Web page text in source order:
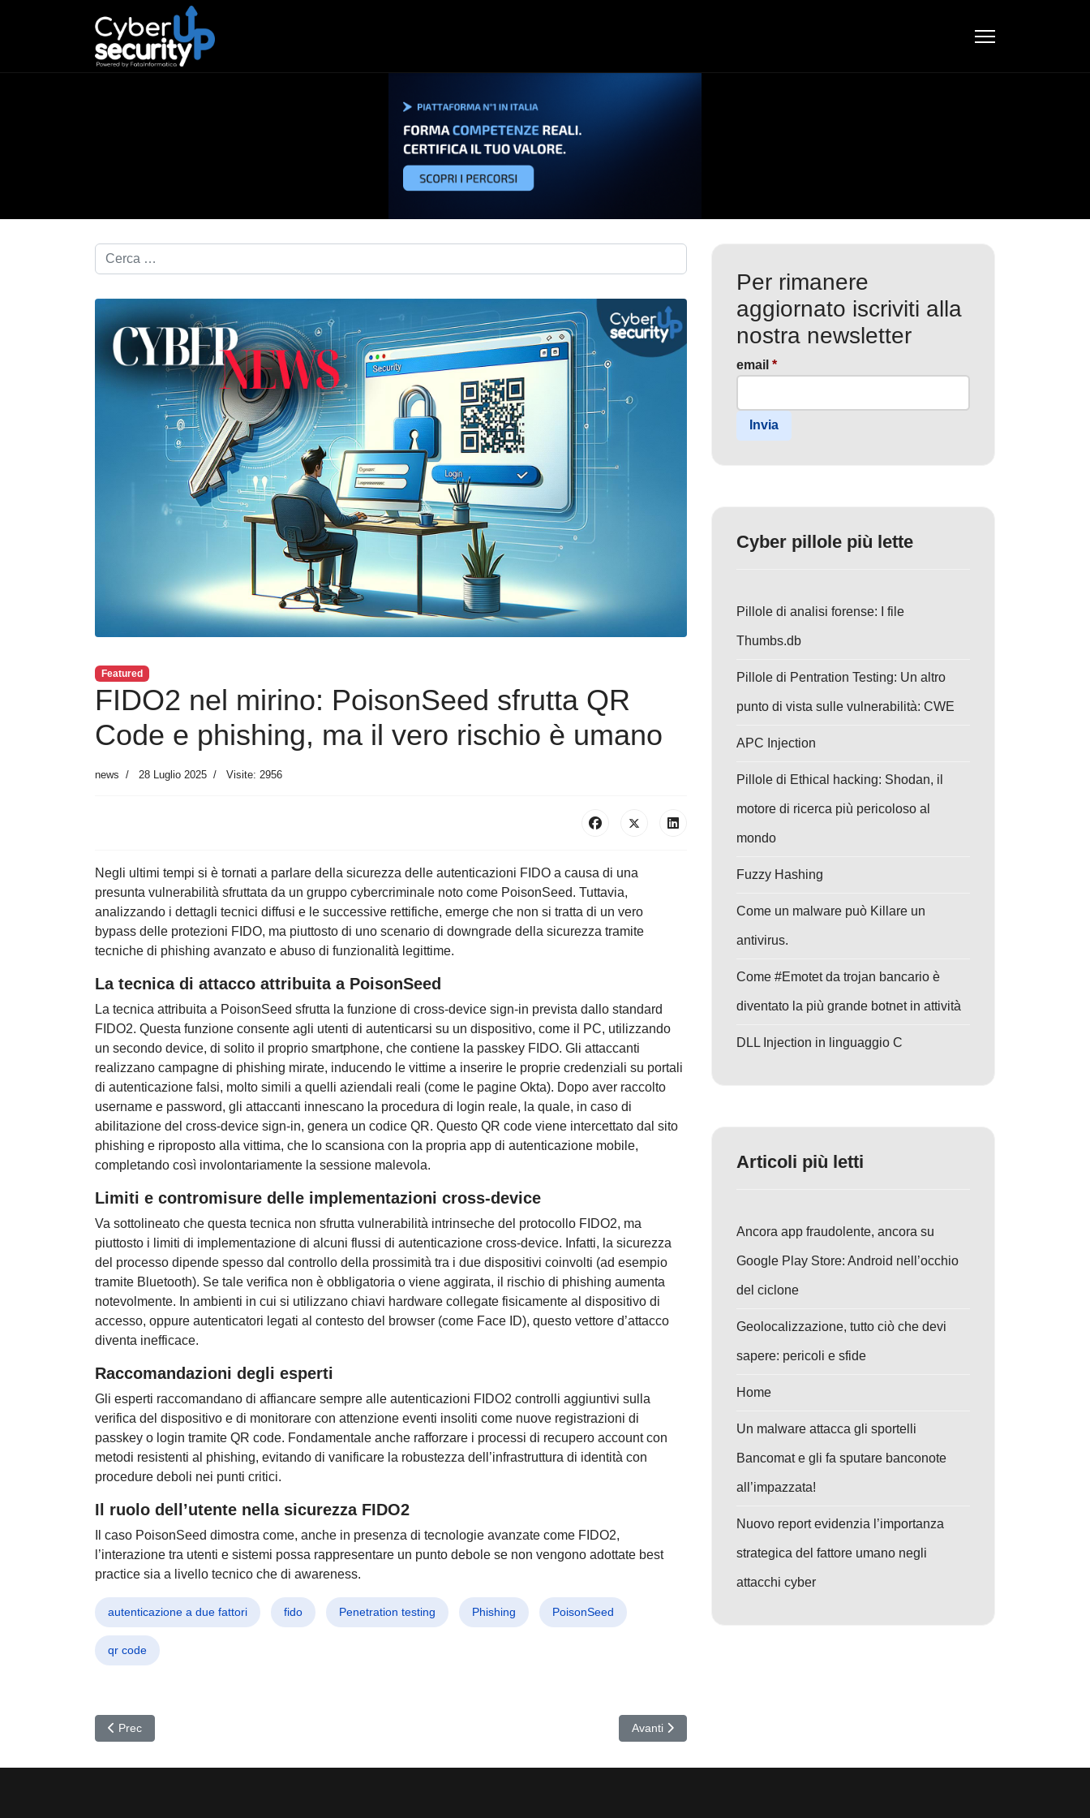
Cerca nel blog...
Featured
FIDO2 nel mirino: PoisonSeed sfrutta QR
Code e phishing, ma il vero rischio è umano
news 28 Luglio 2025 Visite: 2956
Negli ultimi tempi si è tornati a parlare della sicurezza delle autenticazioni FIDO a causa di una
presunta vulnerabilità sfruttata da un gruppo cybercriminale noto come PoisonSeed. Tuttavia,
analizzando i dettagli tecnici diffusi e le successive rettifiche, emerge che non si tratta di un vero
bypass delle protezioni FIDO, ma piuttosto di uno scenario di downgrade della sicurezza tramite
tecniche di phishing avanzato e abuso di funzionalità legittime.
La tecnica di attacco attribuita a PoisonSeed
La tecnica attribuita a PoisonSeed sfrutta la funzione di cross-device sign-in prevista dallo standard
FIDO2. Questa funzione consente agli utenti di autenticarsi su un dispositivo, come il PC, utilizzando
un secondo device, di solito il proprio smartphone, che contiene la passkey FIDO. Gli attaccanti
realizzano campagne di phishing mirate, inducendo le vittime a inserire le proprie credenziali su portali
di autenticazione falsi, molto simili a quelli aziendali reali (come le pagine Okta). Dopo aver raccolto
username e password, gli attaccanti innescano la procedura di login reale, la quale, in caso di
abilitazione del cross-device sign-in, genera un codice QR. Questo QR code viene intercettato dal sito
phishing e riproposto alla vittima, che lo scansiona con la propria app di autenticazione mobile,
completando così involontariamente la sessione malevola.
Limiti e contromisure delle implementazioni cross-device
Va sottolineato che questa tecnica non sfrutta vulnerabilità intrinseche del protocollo FIDO2, ma
piuttosto i limiti di implementazione di alcuni flussi di autenticazione cross-device. Infatti, la sicurezza
del processo dipende spesso dal controllo della prossimità tra i due dispositivi coinvolti (ad esempio
tramite Bluetooth). Se tale verifica non è obbligatoria o viene aggirata, il rischio di phishing aumenta
notevolmente. In ambienti in cui si utilizzano chiavi hardware collegate fisicamente al dispositivo di
accesso, oppure autenticatori legati al contesto del browser (come Face ID), questo vettore d’attacco
diventa inefficace.
Raccomandazioni degli esperti
Gli esperti raccomandano di affiancare sempre alle autenticazioni FIDO2 controlli aggiuntivi sulla
verifica del dispositivo e di monitorare con attenzione eventi insoliti come nuove registrazioni di
passkey o login tramite QR code. Fondamentale anche rafforzare i processi di recupero account con
metodi resistenti al phishing, evitando di vanificare la robustezza dell’infrastruttura di identità con
procedure deboli nei punti critici.
Il ruolo dell’utente nella sicurezza FIDO2
Il caso PoisonSeed dimostra come, anche in presenza di tecnologie avanzate come FIDO2,
l’interazione tra utenti e sistemi possa rappresentare un punto debole se non vengono adottate best
practice sia a livello tecnico che di awareness.
autenticazione a due fattori fido Penetration testing Phishing PoisonSeed
qr code
Articolo precedente: Google dichiara guerra a BADBOX: Bloccati 10 milioni di dispositivi infetti nella più grande botnet Android
Prec Articolo successivo: Crolla XSS.is: Arrestato il boss del forum cybercrime – Colpo storico
Avanti
Per rimanere
aggiornato iscriviti alla
nostra newsletter
email *
Invia
Cyber pillole più lette
Pillole di analisi forense: I file
Thumbs.db
Pillole di Pentration Testing: Un altro
punto di vista sulle vulnerabilità: CWE
APC Injection
Pillole di Ethical hacking: Shodan, il
motore di ricerca più pericoloso al
mondo
Fuzzy Hashing
Come un malware può Killare un
antivirus.
Come #Emotet da trojan bancario è
diventato la più grande botnet in attività
DLL Injection in linguaggio C
Articoli più letti
Ancora app fraudolente, ancora su
Google Play Store: Android nell’occhio
del ciclone
Geolocalizzazione, tutto ciò che devi
sapere: pericoli e sfide
Home
Un malware attacca gli sportelli
Bancomat e gli fa sputare banconote
all’impazzata!
Nuovo report evidenzia l’importanza
strategica del fattore umano negli
attacchi cyber